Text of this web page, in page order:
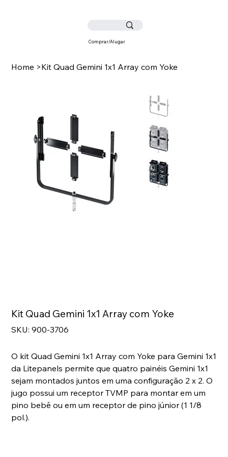
Comprar/Alugar
Home >Kit Quad Gemini 1x1 Array com Yoke
Kit Quad Gemini 1x1 Array com Yoke
SKU: SKU
900-
900-3706
O kit Quad Gemini 1x1 Array com Yoke para Gemini 1x1
da Litepanels permite que quatro painéis Gemini 1x1
sejam montados juntos em uma configuração 2 x 2. O
jugo possui um receptor TVMP para montar em um
pino bebê ou em um receptor de pino júnior (1 1/8
pol.).